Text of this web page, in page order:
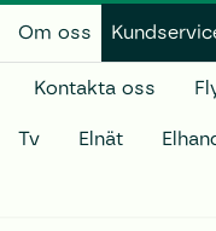
Om oss
Kontakta oss
Tv Elnät